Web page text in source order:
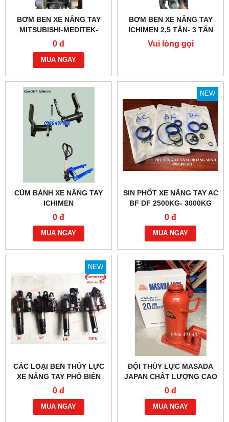
BƠM BEN XE NÂNG TAY
MITSUBISHI-MEDITEK-
NIULI BF 2,5 TẤN - 3 TẤN
0 đ
MUA NGAY
BƠM BEN XE NÂNG TAY
ICHIMEN 2,5 TÂN- 3 TẤN
Vui lòng gọi
CÙM BÁNH XE NÂNG TAY
ICHIMEN
0 đ
MUA NGAY
NEW
SIN PHỐT XE NÂNG TAY AC
BF DF 2500KG- 3000KG
0 đ
MUA NGAY
NEW
CÁC LOẠI BEN THỦY LỰC
XE NÂNG TAY PHỔ BIẾN
HIỆN NAY
0 đ
MUA NGAY
ĐỘI THỦY LỰC MASADA
JAPAN CHẤT LƯỢNG CAO
0 đ
MUA NGAY